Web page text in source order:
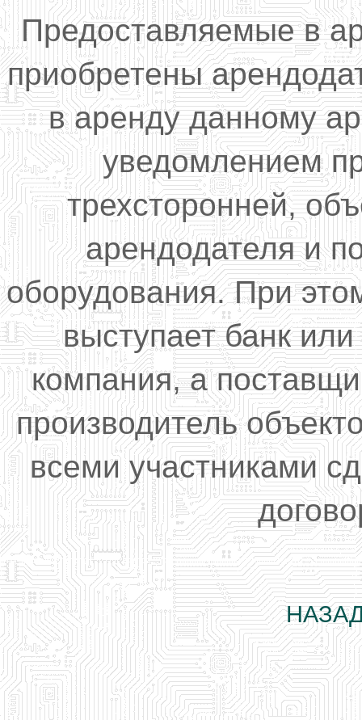
Предоставляемые в
приобретены
в аренду данному
уведомлением
трехсторонней,
арендодателя и
оборудования. При
выступает банк
компания, а
производитель
всеми участниками